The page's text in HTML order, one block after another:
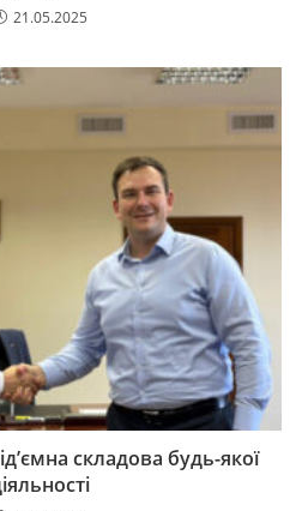
21.05.2025
складова будь-якої